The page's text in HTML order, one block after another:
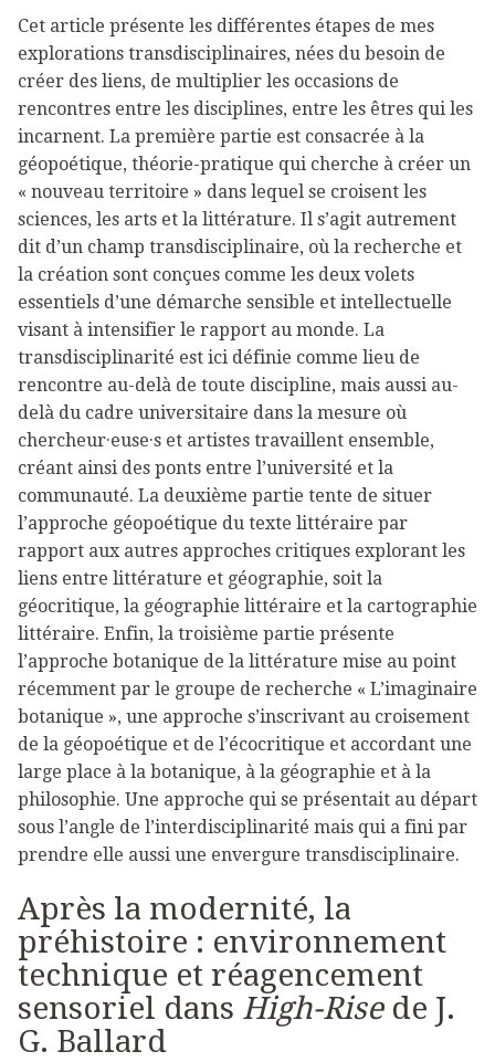
Cet article présente les différentes étapes de mes
explorations transdisciplinaires, nées du besoin de
créer des liens, de multiplier les occasions de
rencontres entre les disciplines, entre les êtres qui les
incarnent. La première partie est consacrée à la
géopoétique, théorie-pratique qui cherche à créer un
« nouveau territoire » dans lequel se croisent les
sciences, les arts et la littérature. Il s’agit autrement
dit d’un champ transdisciplinaire, où la recherche et
la création sont conçues comme les deux volets
essentiels d’une démarche sensible et intellectuelle
visant à intensifier le rapport au monde. La
transdisciplinarité est ici définie comme lieu de
rencontre au-delà de toute discipline, mais aussi au-
delà du cadre universitaire dans la mesure où
chercheur·euse·s et artistes travaillent ensemble,
créant ainsi des ponts entre l’université et la
communauté. La deuxième partie tente de situer
l’approche géopoétique du texte littéraire par
rapport aux autres approches critiques explorant les
liens entre littérature et géographie, soit la
géocritique, la géographie littéraire et la cartographie
littéraire. Enfin, la troisième partie présente
l’approche botanique de la littérature mise au point
récemment par le groupe de recherche « L’imaginaire
botanique », une approche s’inscrivant au croisement
de la géopoétique et de l’écocritique et accordant une
large place à la botanique, à la géographie et à la
philosophie. Une approche qui se présentait au départ
sous l’angle de l’interdisciplinarité mais qui a fini par
prendre elle aussi une envergure transdisciplinaire.
Après la modernité, la
préhistoire : environnement
technique et réagencement
sensoriel dans High-Risede J.
G. Ballard